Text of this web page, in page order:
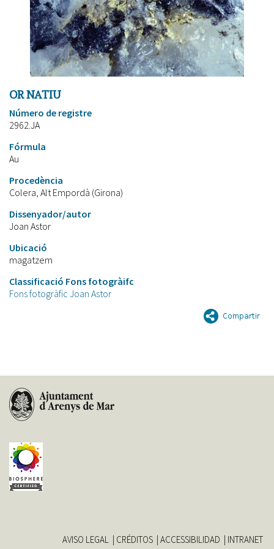
OR NATIU
Número de registre
2962.JA
Fórmula
Au
Procedència
Colera, Alt Empordà (Girona)
Dissenyador/autor
Joan Astor
Ubicació
magatzem
Classificació Fons fotogràifc
Fons fotogràfic Joan Astor
AVISO LEGAL CRÉDITOS ACCESSIBILIDAD INTRANET